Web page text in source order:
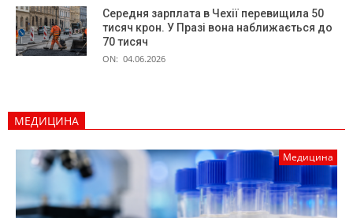
Середня зарплата в Чехії перевищила 50
тисяч крон. У Празі вона наближається до
70 тисяч
ON: 04.06.2026
МЕДИЦИНА
Медицина